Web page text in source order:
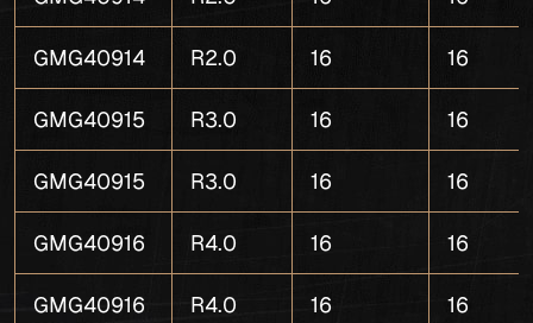
GMG40914 R2.0 16 16
GMG40915 R3.0 16 16
GMG40915 R3.0 16 16
GMG40916 R4.0 16 16
GMG40916 R4.0 16 16